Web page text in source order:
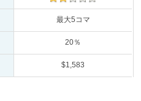
最大5コマ
20％
$1,583